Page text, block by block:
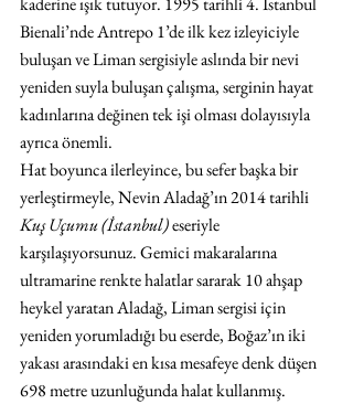
Bienali’nde Antrepo 1’de ilk kez izleyiciyle
buluşan ve Liman sergisiyle aslında bir nevi
yeniden suyla buluşan çalışma, serginin hayat
kadınlarına değinen tek işi olması dolayısıyla
ayrıca önemli.
Hat boyunca ilerleyince, bu sefer başka bir
yerleştirmeyle, Nevin Aladağ’ın 2014 tarihli
Kuş Uçumu (İstanbul) eseriyle
karşılaşıyorsunuz. Gemici makaralarına
ultramarine renkte halatlar sararak 10 ahşap
heykel yaratan Aladağ, Liman sergisi için
yeniden yorumladığı bu eserde, Boğaz’ın iki
yakası arasındaki en kısa mesafeye denk düşen
698 metre uzunluğunda halat kullanmış.